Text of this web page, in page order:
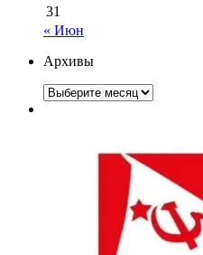
31
« Июн
Архивы
Архивы